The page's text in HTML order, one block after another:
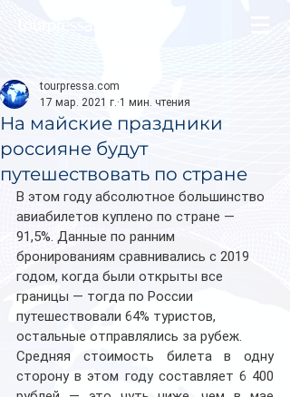
На майские праздники
россияне будут
путешествовать по стране
tourpressa.com
17 мар. 2021 г. 1 мин. чтения
В этом году абсолютное большинство
авиабилетов куплено по стране —
91,5%. Данные по ранним
бронированиям сравнивались с 2019
годом, когда были открыты все
границы — тогда по России
путешествовали 64% туристов,
остальные отправлялись за рубеж.
Средняя стоимость билета в одну
сторону в этом году составляет 6 400